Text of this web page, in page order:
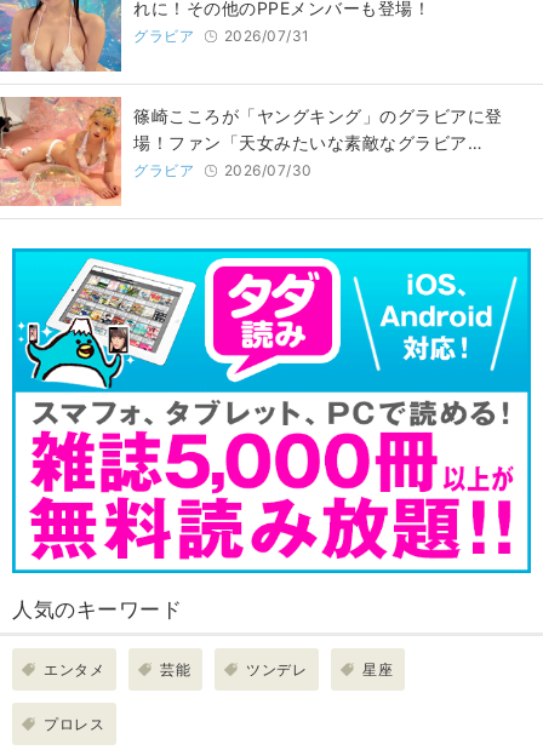
れに！その他のPPEメンバーも登場！
グラビア 2026/07/31
篠崎こころが「ヤングキング」のグラビアに登
場！ファン「天女みたいな素敵なグラビア…
グラビア 2026/07/30
人気のキーワード
エンタメ 芸能 ツンデレ 星座
プロレス